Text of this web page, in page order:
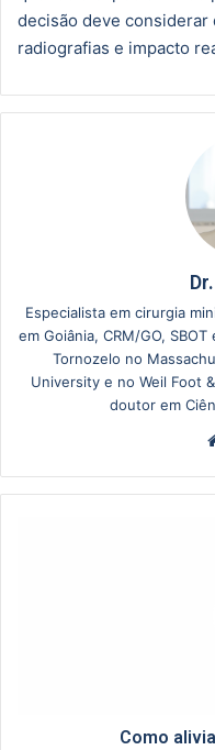
decisão deve considerar
radiografias e impacto
Especialista em cirurgia
em Goiânia, CRM/GO,
Tornozelo no
University e no Weil Foot
doutor em
Como